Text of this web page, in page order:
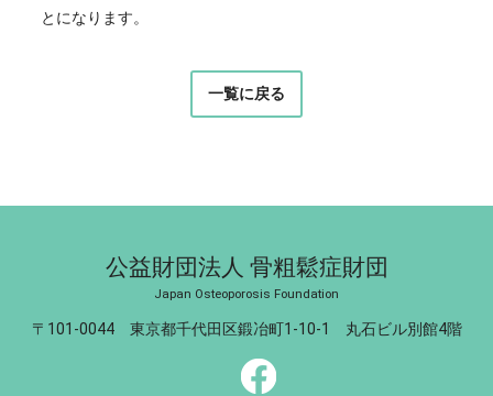
とになります。
一覧に戻る
公益財団法人 骨粗鬆症財団
Japan Osteoporosis Foundation
〒101-0044 東京都千代田区鍛冶町1-10-1 丸石ビル別館4階